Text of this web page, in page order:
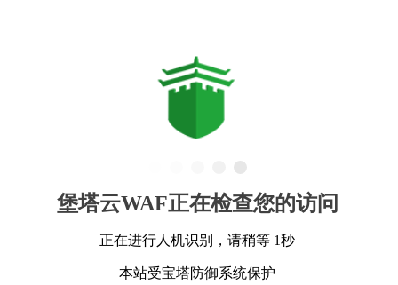
堡塔云WAF正在检查您的访问
正在进行人机识别，请稍等 1秒
本站受宝塔防御系统保护